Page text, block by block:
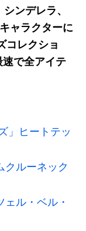
ンデレラ、
ャラクターに
コレクショ
で全アイテ
」ヒートテッ
クルーネック
ル・ベル・